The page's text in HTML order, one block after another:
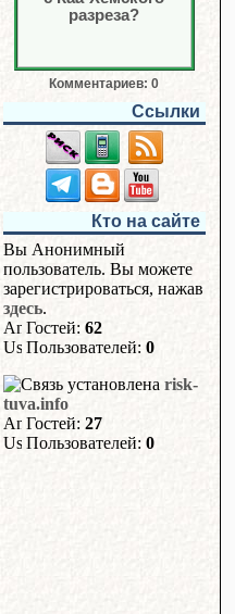
Комментариев: 0
Ссылки
Кто на сайте
Вы Анонимный
пользователь. Вы можете
зарегистрироваться, нажав
здесь.
Гостей: 62
Пользователей: 0
risk-
tuva.info
Гостей: 27
Пользователей: 0